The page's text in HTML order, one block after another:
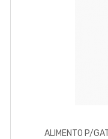
ALIMENTO P/